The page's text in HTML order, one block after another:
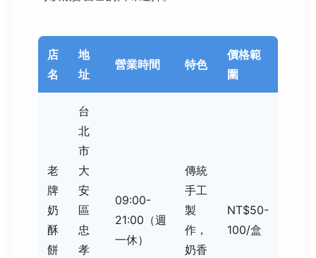
店
名
地
址
營業時間 特色
價格範
圍
老
牌
奶
酥
餅
台
北
市
大
安
區
忠
孝
09:00-
21:00（週
一休）
傳統
手工
製
作，
奶香
NT$50-
100/盒